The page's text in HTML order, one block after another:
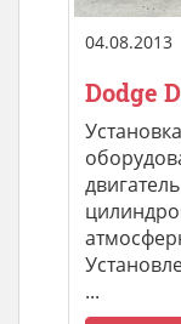
04.08.2013
Dodge
...